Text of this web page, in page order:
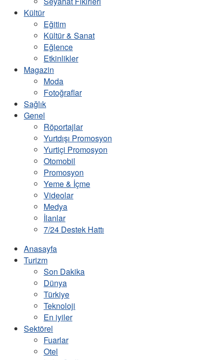
Kültür
Eğitim
Kültür & Sanat
Eğlence
Etkinlikler
Magazin
Moda
Fotoğraflar
Sağlık
Genel
Röportajlar
Yurtdışı Promosyon
Yurtiçi Promosyon
Otomobil
Promosyon
Yeme & İçme
Videolar
Medya
İlanlar
7/24 Destek Hattı
Anasayfa
Turizm
Son Dakika
Dünya
Türkiye
Teknoloji
En iyiler
Sektörel
Fuarlar
Otel